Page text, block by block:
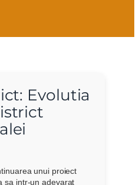
Evolutia
unui proiect
sa intr-un adevarat